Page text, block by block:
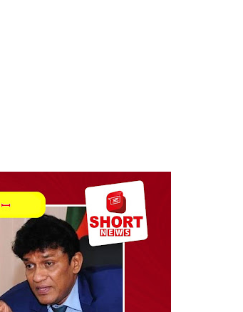
செப்டம்பர் 23 வரை ஒத்திவைப்பு!